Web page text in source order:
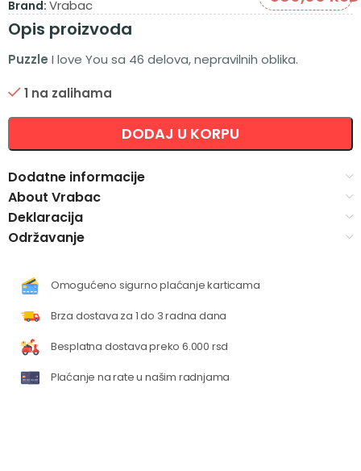
Brand: Vrabac
Opis proizvoda
Puzzle I love You sa 46 delova, nepravilnih oblika.
1 na zalihama
DODAJ U KORPU
Dodatne informacije
About Vrabac
Deklaracija
Održavanje
Omogućeno sigurno plaćanje karticama
Brza dostava za 1 do 3 radna dana
Besplatna dostava preko 6.000 rsd
Plaćanje na rate u našim radnjama